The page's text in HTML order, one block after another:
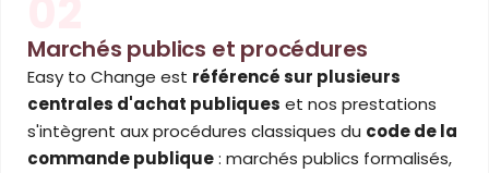
Marchés publics et procédures
Easy to Change est référencé sur plusieurs
centrales d'achat publiques et nos prestations
s'intègrent aux procédures classiques du code de la
commande publique: marchés publics formalisés,